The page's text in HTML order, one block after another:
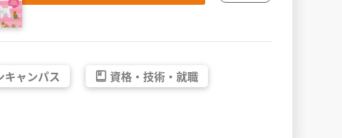
キャンパス 資格・ 技術・ 就職